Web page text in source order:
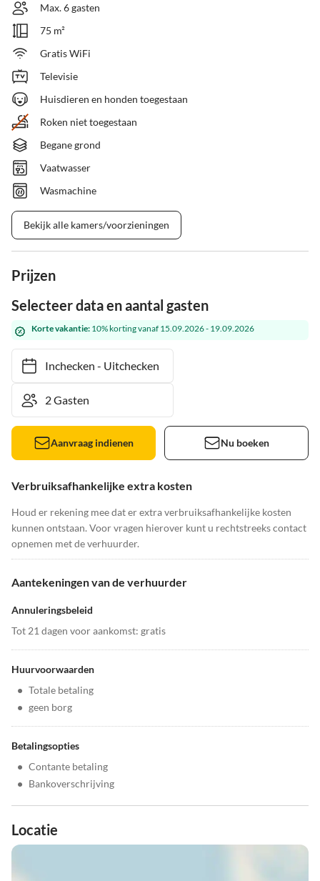
Max. 6 gasten
75 m²
Gratis WiFi
Televisie
Huisdieren en honden toegestaan
Roken niet toegestaan
Begane grond
Vaatwasser
Wasmachine
Bekijk alle kamers/voorzieningen
Prijzen
Selecteer data en aantal gasten
Korte vakantie: 10% korting vanaf 15.09.2026 - 19.09.2026
Inchecken- Uitchecken
Aanvraag indienen Nu boeken
Verbruiksafhankelijke extra kosten
Houd er rekening mee dat er extra verbruiksafhankelijke kosten
kunnen ontstaan. Voor vragen hierover kunt u rechtstreeks contact
opnemen met de verhuurder.
Aantekeningen van de verhuurder
Annuleringsbeleid
Tot 21 dagen voor aankomst: gratis
Huurvoorwaarden
• Totale betaling
• geen borg
Betalingsopties
• Contante betaling
• Bankoverschrijving
Locatie